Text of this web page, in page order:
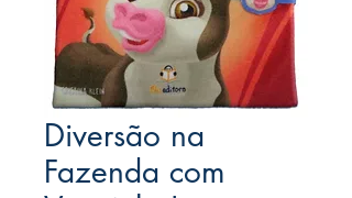
Diversão na
Fazenda com